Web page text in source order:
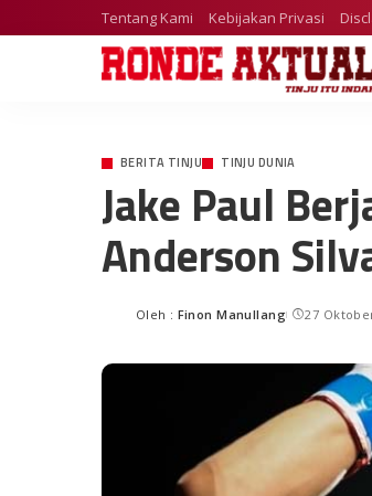
Tentang Kami Kebijakan Privasi
BERITA TINJU TINJU DUNIA
Jake Paul
Anderson
Oleh : Finon Manullang 27